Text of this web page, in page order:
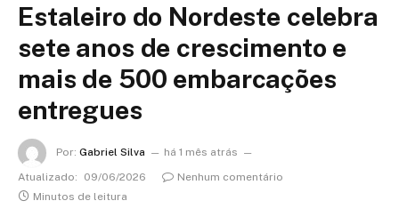
Estaleiro do Nordeste celebra
sete anos de crescimento e
mais de 500 embarcações
entregues
Por: Gabriel Silva
há 1 mês atrás
Atualizado:
09/06/2026
Nenhum comentário
Minutos de leitura